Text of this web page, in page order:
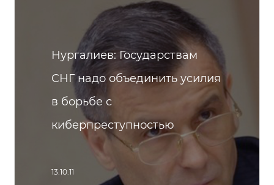
Нургалиев: Государствам
СНГ надо объединить усилия
в борьбе с
киберпреступностью
13.10.11